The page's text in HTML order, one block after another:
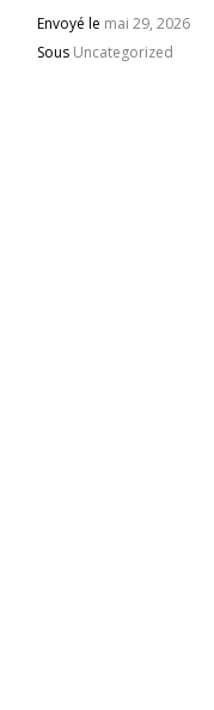
Envoyé le mai 29, 2026
Sous Uncategorized